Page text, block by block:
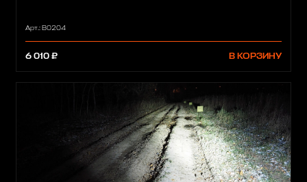
Арт.: B0204
6 010 ₽ В КОРЗИНУ